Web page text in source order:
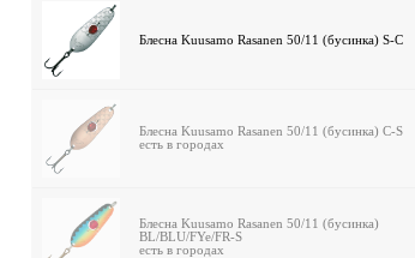
Блесна Kuusamo Rasanen 50/11 (бусинка) S-C
Блесна Kuusamo Rasanen 50/11 (бусинка) C-S
есть в городах
Блесна Kuusamo Rasanen 50/11 (бусинка)
BL/BLU/FYe/FR-S
есть в городах